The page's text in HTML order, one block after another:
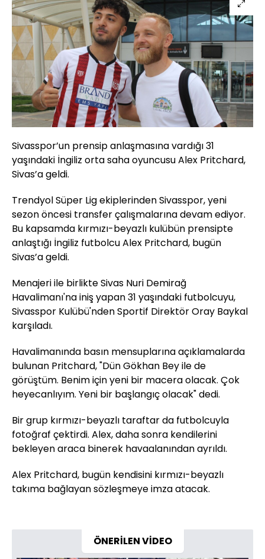
Sivasspor’un prensip anlaşmasına vardığı 31
yaşındaki İngiliz orta saha oyuncusu Alex Pritchard,
Sivas’a geldi.
Trendyol Süper Lig ekiplerinden Sivasspor, yeni
sezon öncesi transfer çalışmalarına devam ediyor.
Bu kapsamda kırmızı-beyazlı kulübün prensipte
anlaştığı İngiliz futbolcu Alex Pritchard, bugün
Sivas’a geldi.
Menajeri ile birlikte Sivas Nuri Demirağ
Havalimanı'na iniş yapan 31 yaşındaki futbolcuyu,
Sivasspor Kulübü'nden Sportif Direktör Oray Baykal
karşıladı.
Havalimanında basın mensuplarına açıklamalarda
bulunan Pritchard, "Dün Gökhan Bey ile de
görüştüm. Benim için yeni bir macera olacak. Çok
heyecanlıyım. Yeni bir başlangıç olacak" dedi.
Bir grup kırmızı-beyazlı taraftar da futbolcuyla
fotoğraf çektirdi. Alex, daha sonra kendilerini
bekleyen araca binerek havaalanından ayrıldı.
Alex Pritchard, bugün kendisini kırmızı-beyazlı
takıma bağlayan sözleşmeye imza atacak.
ÖNERİLEN VİDEO